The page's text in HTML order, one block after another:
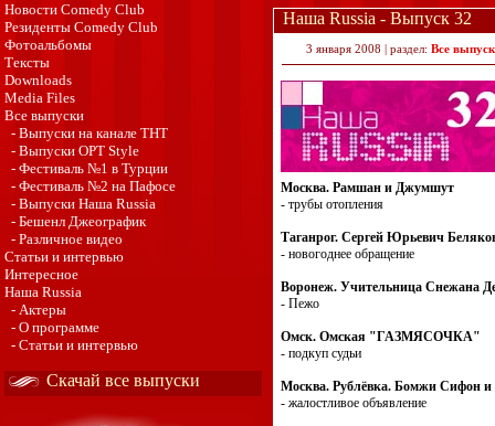
Новости Comedy Club
Резиденты Comedy Club
Фотоальбомы
Тексты
Downloads
Media Files
Все выпуски
- Выпуски на канале ТНТ
- Выпуски ОРТ Style
- Фестиваль №1 в Турции
- Фестиваль №2 на Пафосе
- Выпуски Наша Russia
- Бешенл Джеографик
- Различное видео
Статьи и интервью
Интересное
Наша Russia
- Актеры
- О программе
- Статьи и интервью
Скачай все выпуски
Наша Russia - Выпуск 32
3 января 2008 | раздел: Все
Москва. Рамшан и Джумшут
- трубы отопления
Таганрог. Сергей Юрьевич
- новогоднее обращение
Воронеж. Учительница Снежана
- Пежо
Омск. Омская "ГАЗМЯСОЧКА"
- подкуп судьи
Москва. Рублёвка. Бомжи Сифон и
- жалостливое объявление